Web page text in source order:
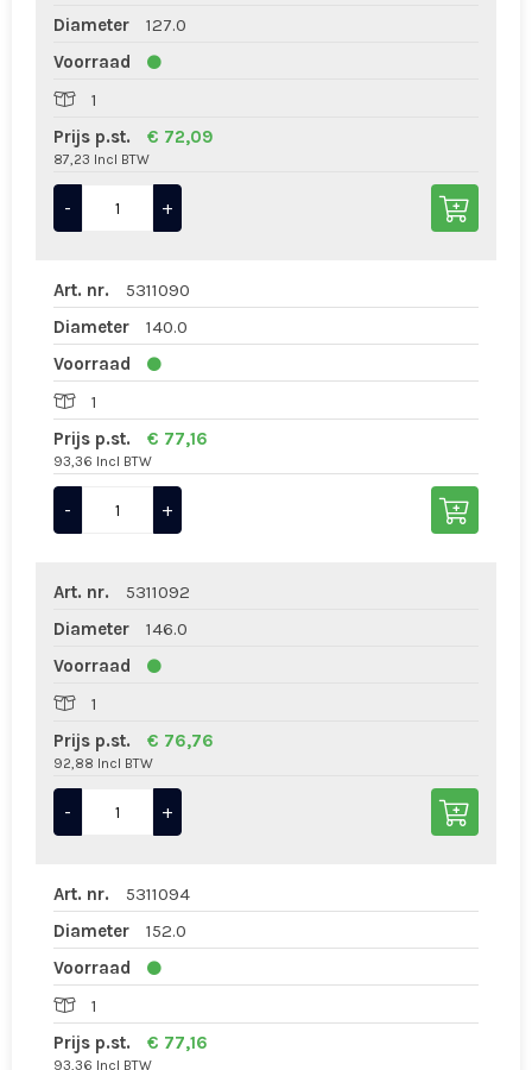
Diameter
127.0
Voorraad
1
Prijs p.st.
€ 72,09
87,23 Incl BTW
- +
Art. nr.
5311090
Diameter
140.0
Voorraad
1
Prijs p.st.
€ 77,16
93,36 Incl BTW
- +
Art. nr.
5311092
Diameter
146.0
Voorraad
1
Prijs p.st.
€ 76,76
92,88 Incl BTW
- +
Art. nr.
5311094
Diameter
152.0
Voorraad
1
Prijs p.st.
€ 77,16
93,36 Incl BTW